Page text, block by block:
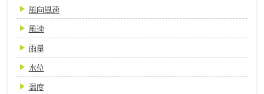
風向風速
風速
雨量
水位
温度